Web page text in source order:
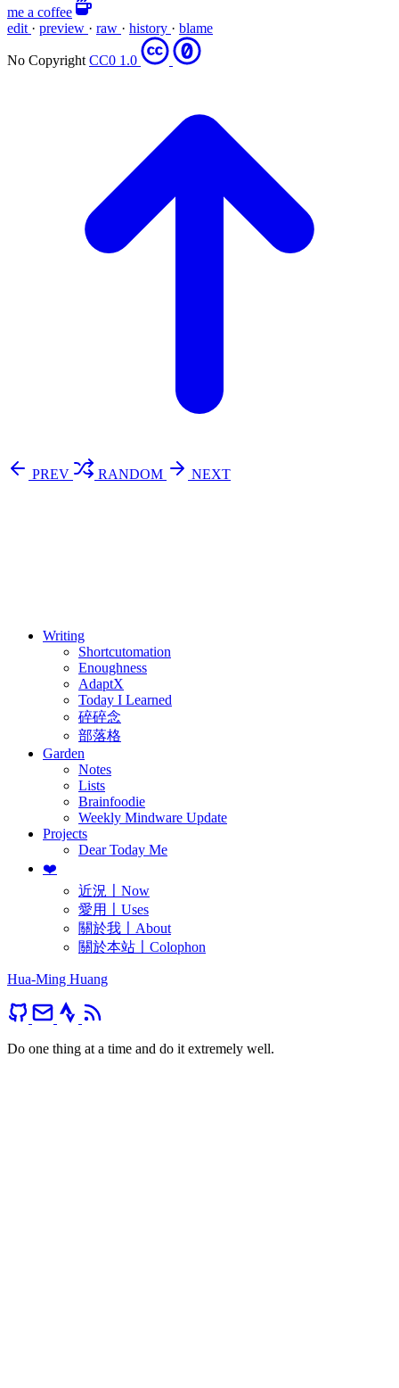
me a coffee
edit · preview · raw · history · blame
No Copyright CC0 1.0
PREV RANDOM
NEXT
Writing
Shortcutomation
Enoughness
AdaptX
Today I Learned
碎碎念
部落格
Garden
Notes
Lists
Brainfoodie
Weekly Mindware Update
Projects
Dear Today Me
❤️
近況〡Now
愛用〡Uses
關於我〡About
關於本站〡Colophon
Hua-Ming Huang
Do one thing at a time and do it extremely well.